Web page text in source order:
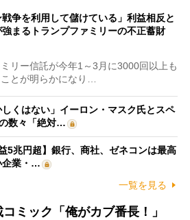
戦争を利用して儲けている」利益相反と
まるトランプファミリーの不正蓄財
リー信託が今年1～3月に3000回以上も
とが明らかになり…
しくはない」イーロン・マスク氏とスペ
数々「絶対…
5兆円超】銀行、商社、ゼネコンは最高
企業・…
一覧を見る
ミック「俺がカブ番長！」